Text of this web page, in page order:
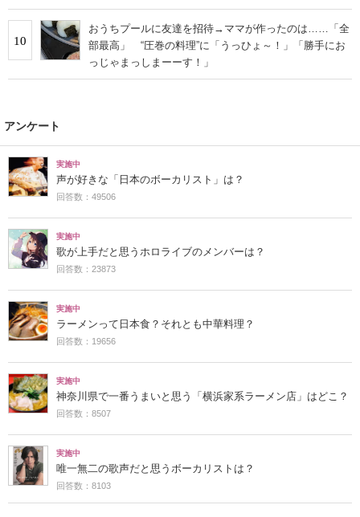
10
おうちプールに友達を招待→ママが作ったのは……「全
部最高」 “圧巻の料理”に「うっひょ～！」「勝手にお
っじゃまっしまーーす！」
アンケート
実施中
声が好きな「日本のボーカリスト」は？
回答数：49506
実施中
歌が上手だと思うホロライブのメンバーは？
回答数：23873
実施中
ラーメンって日本食？それとも中華料理？
回答数：19656
実施中
神奈川県で一番うまいと思う「横浜家系ラーメン店」はどこ？
回答数：8507
実施中
唯一無二の歌声だと思うボーカリストは？
回答数：8103